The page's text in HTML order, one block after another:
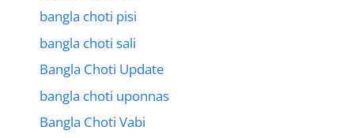
bangla choti pisi
bangla choti sali
Bangla Choti Update
bangla choti uponnas
Bangla Choti Vabi